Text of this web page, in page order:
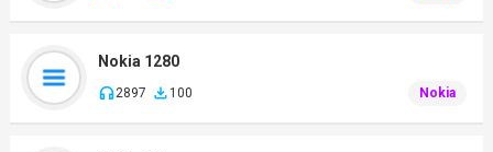
Nokia 1280
2897 100 Nokia